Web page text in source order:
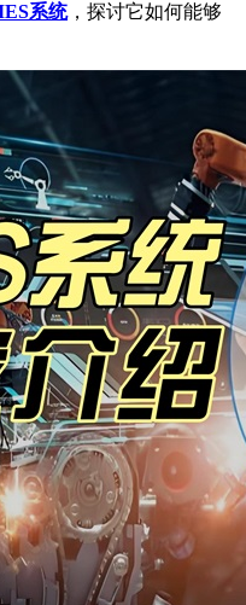
系统，探讨它如何能够